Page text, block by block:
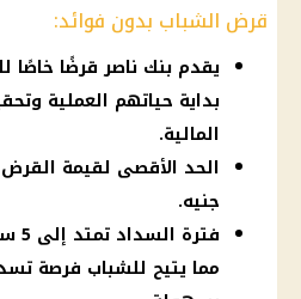
قرض الشباب بدون فوائد:
يقدم بنك ناصر قرضًا
بداية حياتهم العملية
المالية.
جنيه.
مما يتيح للشباب فرصة